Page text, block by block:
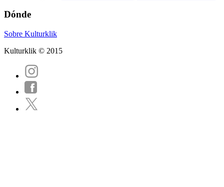
Dónde
Sobre Kulturklik
Kulturklik © 2015